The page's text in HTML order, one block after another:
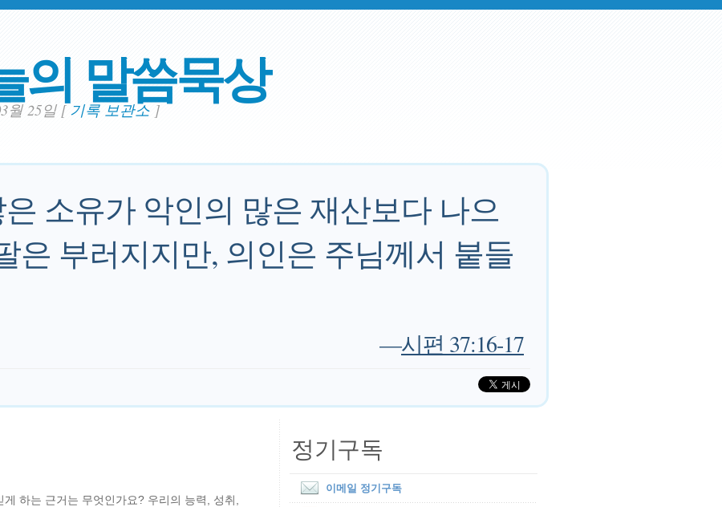
의 말씀묵상
월 25일 [기록 보관소]
소유가 악인의 많은 재산보다 나으
은 부러지지만, 의인은 주님께서 붙들
—시편 37:16-17
하는 근거는 무엇인가요? 우리의 능력, 성취,
정기구독
이메일 정기구독